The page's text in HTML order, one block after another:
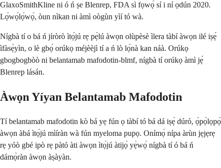
GlaxoSmithKline ni ó ń ṣe Blenrep, FDA sì fọwọ́ sí i ní ọdún 2020.
Lọ́wọ́lọ́wọ́, òun nìkan ni àmì oògùn yìí tó wà.
Nígbà tí o bá ń jíròrò ìtọ́jú rẹ pẹ̀lú àwọn olùpèsè ìlera tàbí àwọn ilé iṣẹ́
ìfàsẹ̀yìn, o lè gbọ́ orúkọ méjèèjì tí a ń lò lọ́nà kan náà. Orúkọ
gbogbogbòò ni belantamab mafodotin-blmf, nígbà tí orúkọ àmì jẹ́
Blenrep lásán.
Àwọn Yíyan Belantamab Mafodotin
Tí belantamab mafodotin kò bá yẹ fún ọ tàbí tó bá dá iṣẹ́ dúró, ọ̀pọ̀lọpọ̀
àwọn àbá ìtọ́jú mìíràn wà fún myeloma pupọ. Onímọ̀ nípa àrùn jẹjẹrẹ
rẹ yóò gbé ipò rẹ pàtó àti àwọn ìtọ́jú àtijọ́ yẹ̀wọ́ nígbà tí ó bá ń
dámọ̀ràn àwọn àṣàyàn.